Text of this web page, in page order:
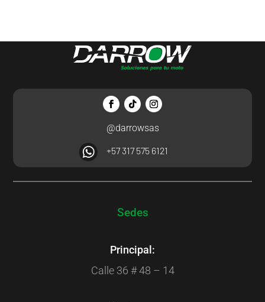
@darrowsas
+57 317 575 6121
Sedes
Principal:
Calle 36 # 48 – 14